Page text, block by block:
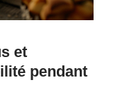
et
pendant